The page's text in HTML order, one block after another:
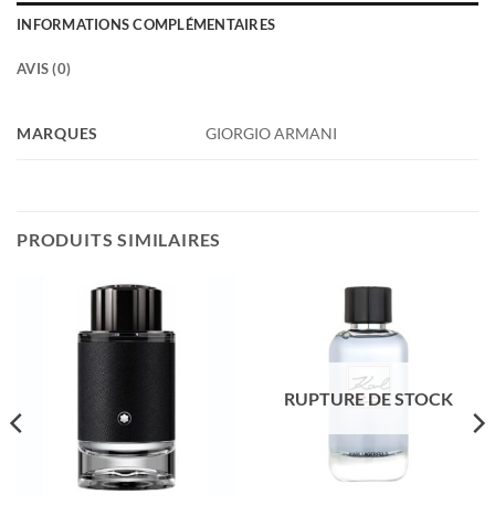
INFORMATIONS COMPLÉMENTAIRES
AVIS (0)
MARQUES GIORGIO ARMANI
PRODUITS SIMILAIRES
RUPTURE DE STOCK